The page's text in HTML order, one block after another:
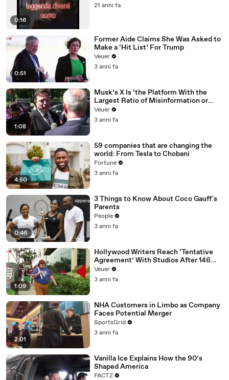
0:16
21 anni fa
0:51
Former Aide Claims She Was Asked to
Make a ‘Hit List’ For Trump
Veuer
3 anni fa
1:08
Musk’s X Is ‘the Platform With the
Largest Ratio of Misinformation or
Disinformation’ Amongst All Social
Media Platforms
Veuer
3 anni fa
4:50
59 companies that are changing the
world: From Tesla to Chobani
Fortune
3 anni fa
0:46
3 Things to Know About Coco Gauff's
Parents
People
3 anni fa
1:09
Hollywood Writers Reach ‘Tentative
Agreement’ With Studios After 146
Day Strike
Veuer
3 anni fa
2:01
NHA Customers in Limbo as Company
Faces Potential Merger
SportsGrid
3 anni fa
Vanilla Ice Explains How the 90’s
Shaped America
FACTZ